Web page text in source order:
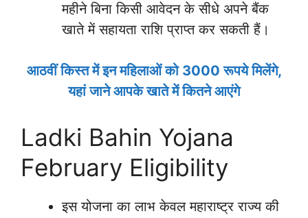
महीने बिना किसी आवेदन के सीधे अपने बैंक
खाते में सहायता राशि प्राप्त कर सकती हैं।
आठवीं किस्त में इन महिलाओं को 3000 रूपये मिलेंगे,
यहां जाने आपके खाते में कितने आएंगे
Ladki Bahin Yojana
February Eligibility
इस योजना का लाभ केवल महाराष्ट्र राज्य की